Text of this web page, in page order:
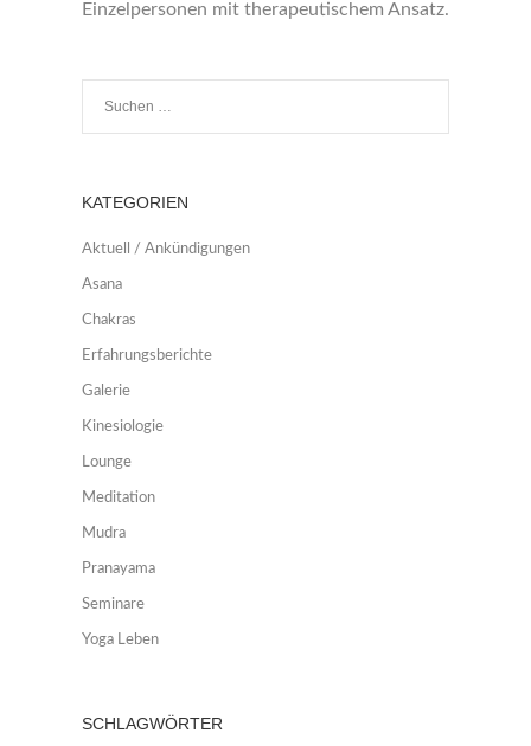
Einzelpersonen mit therapeutischem Ansatz.
KATEGORIEN
Aktuell / Ankündigungen
Asana
Chakras
Erfahrungsberichte
Galerie
Kinesiologie
Lounge
Meditation
Mudra
Pranayama
Seminare
Yoga Leben
SCHLAGWÖRTER